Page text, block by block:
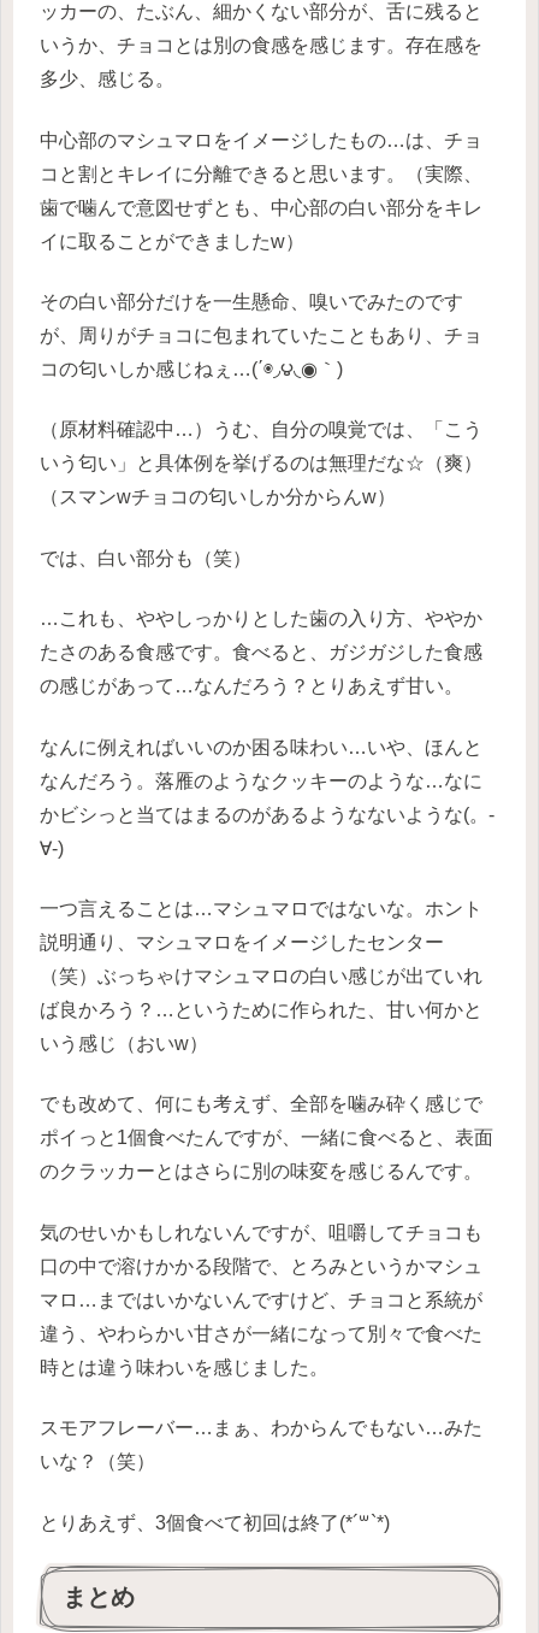
ッカーの、たぶん、細かくない部分が、舌に残ると
いうか、チョコとは別の食感を感じます。存在感を
多少、感じる。
中心部のマシュマロをイメージしたもの…は、チョ
コと割とキレイに分離できると思います。（実際、
歯で噛んで意図せずとも、中心部の白い部分をキレ
イに取ることができましたw）
その白い部分だけを一生懸命、嗅いでみたのです
が、周りがチョコに包まれていたこともあり、チョ
コの匂いしか感じねぇ…(΄◉◞౪◟◉｀)
（原材料確認中…）うむ、自分の嗅覚では、「こう
いう匂い」と具体例を挙げるのは無理だな☆（爽）
（スマンwチョコの匂いしか分からんw）
では、白い部分も（笑）
…これも、ややしっかりとした歯の入り方、ややか
たさのある食感です。食べると、ガジガジした食感
の感じがあって…なんだろう？とりあえず甘い。
なんに例えればいいのか困る味わい…いや、ほんと
なんだろう。落雁のようなクッキーのような…なに
かビシっと当てはまるのがあるようなないような(。-
∀-)
一つ言えることは…マシュマロではないな。ホント
説明通り、マシュマロをイメージしたセンター
（笑）ぶっちゃけマシュマロの白い感じが出ていれ
ば良かろう？…というために作られた、甘い何かと
いう感じ（おいw）
でも改めて、何にも考えず、全部を噛み砕く感じで
ポイっと1個食べたんですが、一緒に食べると、表面
のクラッカーとはさらに別の味変を感じるんです。
気のせいかもしれないんですが、咀嚼してチョコも
口の中で溶けかかる段階で、とろみというかマシュ
マロ…まではいかないんですけど、チョコと系統が
違う、やわらかい甘さが一緒になって別々で食べた
時とは違う味わいを感じました。
スモアフレーバー…まぁ、わからんでもない…みた
いな？（笑）
とりあえず、3個食べて初回は終了(*´꒳`*)
まとめ